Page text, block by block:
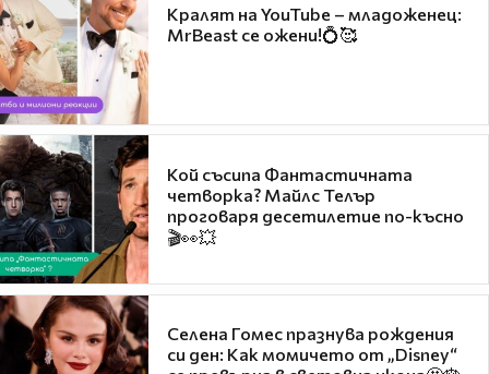
Кралят на YouTube – младоженец:
MrBeast се ожени!💍🥰
Кой съсипа Фантастичната
четворка? Майлс Телър
проговаря десетилетие по-късно
🎬👀💥
Селена Гомес празнува рождения
си ден: Как момичето от „Disney“